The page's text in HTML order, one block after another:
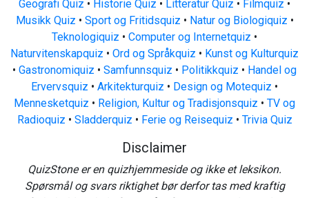
Geografi Quiz • Historie Quiz • Litteratur Quiz • Filmquiz •
Musikk Quiz • Sport og Fritidsquiz • Natur og Biologiquiz •
Teknologiquiz • Computer og Internetquiz •
Naturvitenskapquiz • Ord og Språkquiz • Kunst og Kulturquiz
• Gastronomiquiz • Samfunnsquiz • Politikkquiz • Handel og
Ervervsquiz • Arkitekturquiz • Design og Motequiz •
Mennesketquiz • Religion, Kultur og Tradisjonsquiz • TV og
Radioquiz • Sladderquiz • Ferie og Reisequiz • Trivia Quiz
Disclaimer
QuizStone er en quizhjemmeside og ikke et leksikon.
Spørsmål og svars riktighet bør derfor tas med kraftig